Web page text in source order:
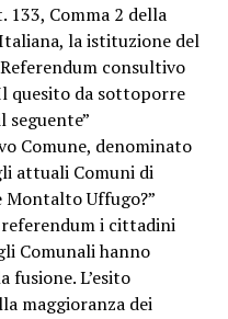
Comma 2 della
la istituzione del
consultivo
quesito da sottoporre
seguente”
Comune, denominato
attuali Comuni di
Montalto Uffugo?”
i cittadini
Comunali hanno
L’esito
maggioranza dei